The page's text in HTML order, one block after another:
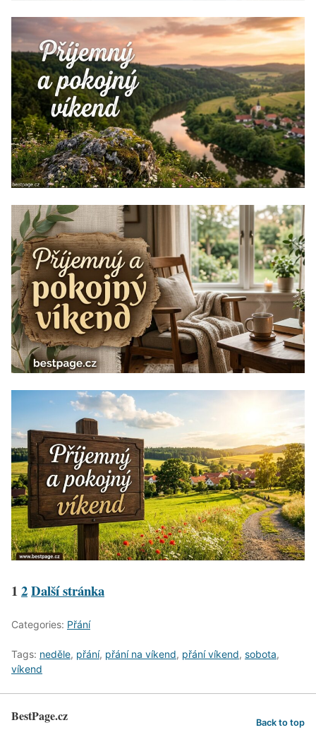
12Další stránka
Categories: Přání
Tags: neděle, přání, přání na víkend, přání víkend, sobota,
víkend
BestPage.cz Back to top